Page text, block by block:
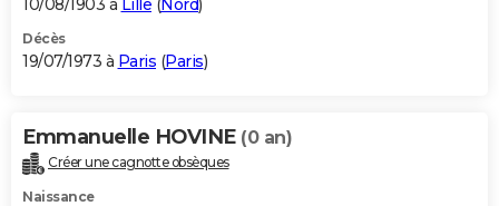
10/08/1903 à Lille (Nord)
Décès
19/07/1973 à Paris (Paris)
Emmanuelle HOVINE (0 an)
Créer une cagnotte obsèques
Naissance